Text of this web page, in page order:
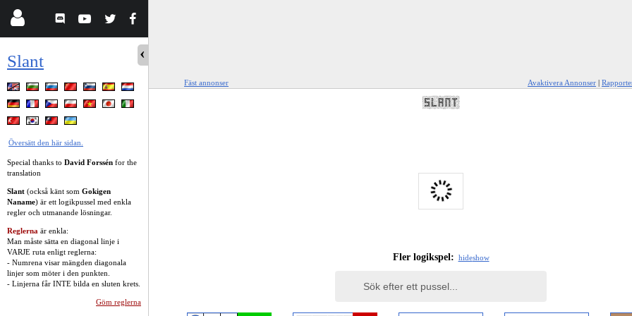
Slant
Översätt den här sidan.
Special thanks to David Forssén for the
translation
Slant (också känt som Gokigen
Naname) är ett logikpussel med enkla
regler och utmanande lösningar.
Reglerna är enkla:
Man måste sätta en diagonal linje i
VARJE ruta enligt reglerna:
- Numrena visar mängden diagonala
linjer som möter i den punkten.
- Linjerna får INTE bilda en sluten krets.
Göm reglerna
Fäst annonser Avaktivera Annonser |
Fler logikspel: hideshow